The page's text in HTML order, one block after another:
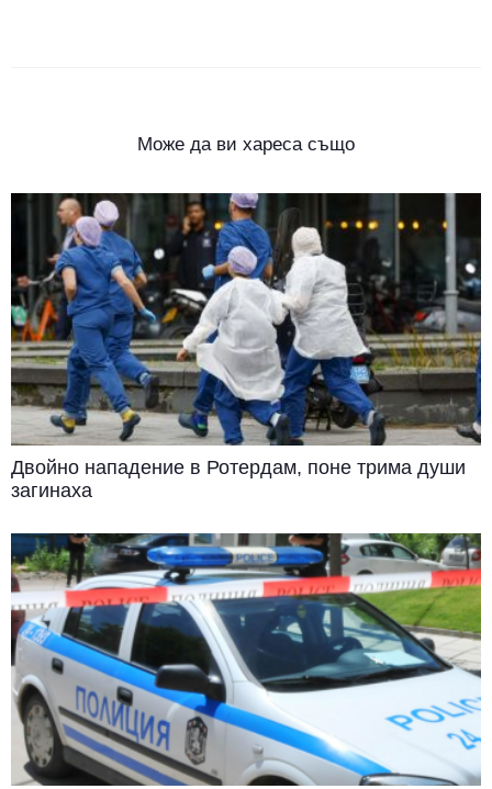
Може да ви хареса също
Двойно нападение в Ротердам, поне трима души
загинаха